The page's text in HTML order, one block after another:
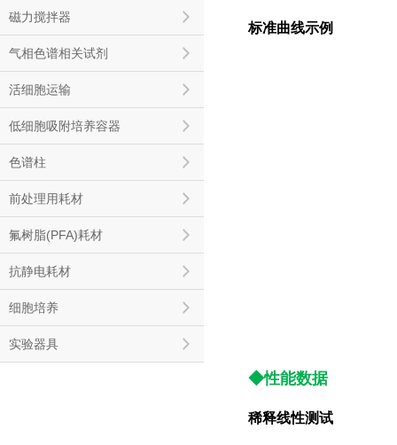
磁力搅拌器
气相色谱相关试剂
活细胞运输
低细胞吸附培养容器
色谱柱
前处理用耗材
氟树脂(PFA)耗材
抗静电耗材
细胞培养
实验器具
标准曲线示例
◆性能数据
稀释线性测试